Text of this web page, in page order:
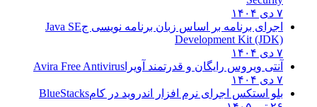
اجرای برنامه بر اساس زبان برنامه نویسی جJava SE
Development Kit (JDK)
آنتی ویروس رایگان و قدرتمند آویراAvira Free Antivirus
بلو استکس اجرای نرم افزار اندروید در کامBlueStacks